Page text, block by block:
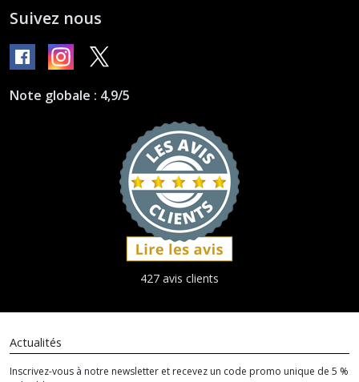
Suivez nous
Note globale : 4,9/5
427 avis clients
Actualités
Inscrivez-vous à notre newsletter et recevez un code promo unique de 5 %